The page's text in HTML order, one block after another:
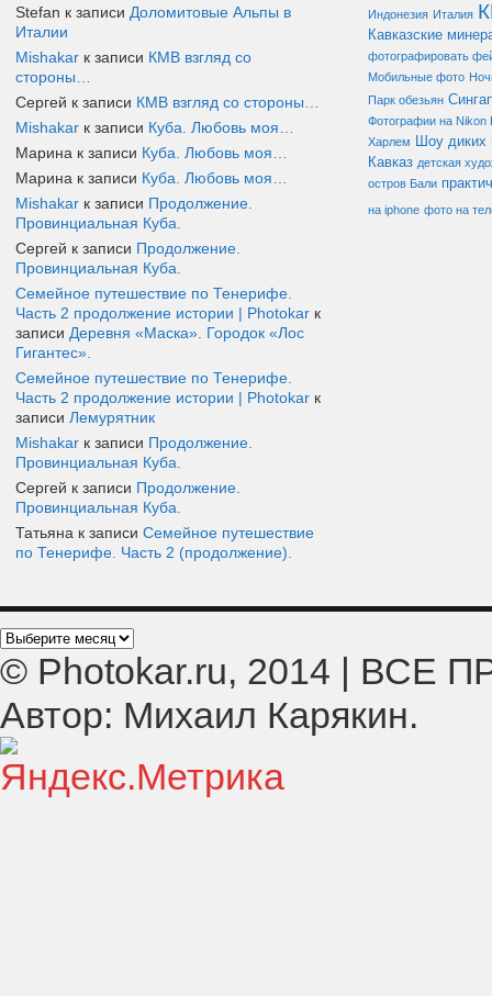
Stefan к записи Доломитовые Альпы в
Италии
Mishakar к записи КМВ взгляд со
стороны…
Сергей к записи КМВ взгляд со стороны…
Mishakar к записи Куба. Любовь моя…
Марина к записи Куба. Любовь моя…
Марина к записи Куба. Любовь моя…
Mishakar к записи Продолжение.
Провинциальная Куба.
Сергей к записи Продолжение.
Провинциальная Куба.
Семейное путешествие по Тенерифе.
Часть 2 продолжение истории | Photokar к
записи Деревня «Маска». Городок «Лос
Гигантес».
Семейное путешествие по Тенерифе.
Часть 2 продолжение истории | Photokar к
записи Лемурятник
Mishakar к записи Продолжение.
Провинциальная Куба.
Сергей к записи Продолжение.
Провинциальная Куба.
Татьяна к записи Семейное путешествие
по Тенерифе. Часть 2 (продолжение).
Индонезия Италия
Кавказские
фотографировать
Мобильные фото
Парк обезьян
Фотографии на Nikon
Харлем Шоу диких
Кавказ детская
остров Бали
на iphone фото на
© Photokar.ru, 2014 |
Автор: Михаил Карякин.